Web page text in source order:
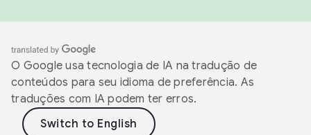
O Google usa tecnologia de IA na tradução de
conteúdos para seu idioma de preferência. As
traduções com IA podem ter erros.